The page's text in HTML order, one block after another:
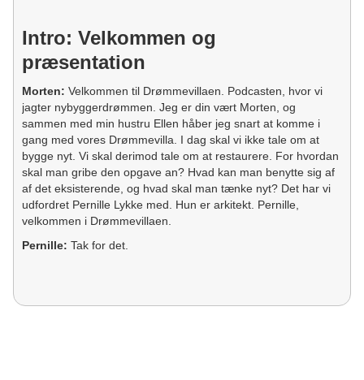
Intro: Velkommen og
præsentation
Morten: Velkommen til Drømmevillaen. Podcasten, hvor vi
jagter nybyggerdrømmen. Jeg er din vært Morten, og
sammen med min hustru Ellen håber jeg snart at komme i
gang med vores Drømmevilla. I dag skal vi ikke tale om at
bygge nyt. Vi skal derimod tale om at restaurere. For hvordan
skal man gribe den opgave an? Hvad kan man benytte sig af
af det eksisterende, og hvad skal man tænke nyt? Det har vi
udfordret Pernille Lykke med. Hun er arkitekt. Pernille,
velkommen i Drømmevillaen.
Pernille: Tak for det.
meget om restaurering. Og det har jeg glædet mig rigtig